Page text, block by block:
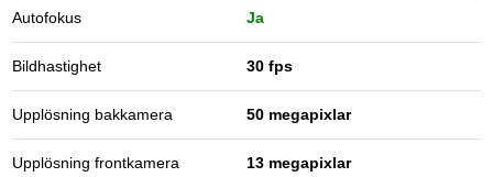
Autofokus Ja
Bildhastighet 30 fps
Upplösning bakkamera 50 megapixlar
Upplösning frontkamera 13 megapixlar